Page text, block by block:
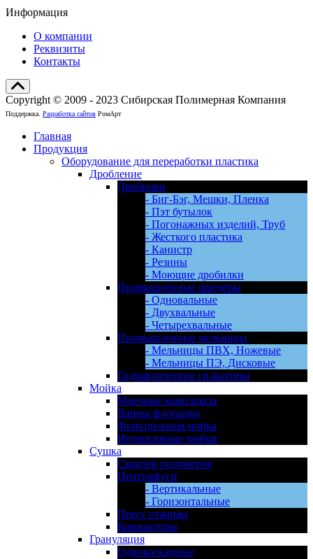
Информация
О компании
Реквизиты
Контакты
Copyright © 2009 - 2023 Сибирская Полимерная Компания
Поддержка. Разработка сайтов РомАрт
Главная
Продукция
Оборудование для переработки пластика
Дробление
Дробилки
- Биг-Бэг, Мешки, Пленка
- Пэт бутылок
- Погонажных изделий, Труб
- Жесткого пластика
- Канистр
- Резины
- Моющие дробилки
Промышленные шредеры
- Одновальные
- Двухвальные
- Четырехвальные
Промышленные мельницы
- Мельницы ПВХ, Ножевые
- Мельницы ПЭ, Дисковые
Гидравлические гильотины
Мойка
Моечные комплексы
Ванны флотации
Фрикционная мойка
Интенсивные мойки
Сушка
Сквизер полимеров
Центрифуги
- Вертикальные
- Горизонтальные
Пресс отжимы
Компакторы
Грануляция
Однокаскадные